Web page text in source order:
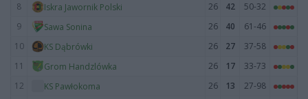
8
Iskra Jawornik Polski 26 42
50-32
9
Sawa Sonina 26 40
61-46
10
KS Dąbrówki 26 27
37-58
11
Grom Handzlówka 26 17
33-73
12
KS Pawłokoma 26 13
27-98